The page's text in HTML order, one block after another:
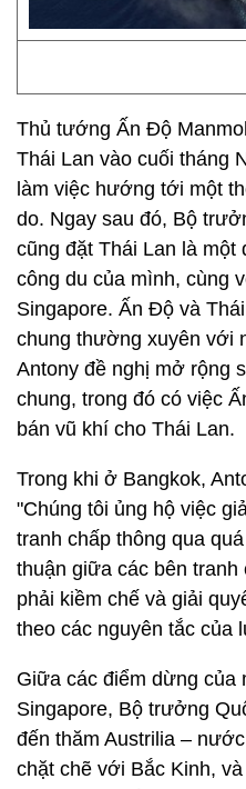
Thủ tướng Ấn Độ
Thái Lan vào cuối tháng
làm việc hướng tới một
do. Ngay sau đó, Bộ
cũng đặt Thái Lan là một
công du của mình, cùng
Singapore. Ấn Độ và
chung thường xuyên với
Antony đề nghị mở rộng
chung, trong đó có việc
bán vũ khí cho Thái Lan.
Trong khi ở Bangkok,
"Chúng tôi ủng hộ việc
tranh chấp thông qua
thuận giữa các bên
phải kiềm chế và giải
theo các nguyên tắc của
Giữa các điểm dừng của
Singapore, Bộ trưởng
đến thăm Austrilia –
chặt chẽ với Bắc Kinh,